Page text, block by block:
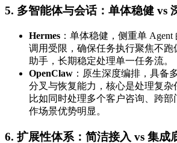
5. 多智能体与会话：单体稳健 vs
Hermes ：单体稳健，侧重单
调用受限，确保任务执行聚焦不
助手，长期稳定处理单一任务流。
OpenClaw ：原生深度编排，具备
分叉与恢复能力，核心是处理复杂
比如同时处理多个客户咨询、跨
作场景优势明显。
6. 扩展性体系：简洁接入 vs 集成